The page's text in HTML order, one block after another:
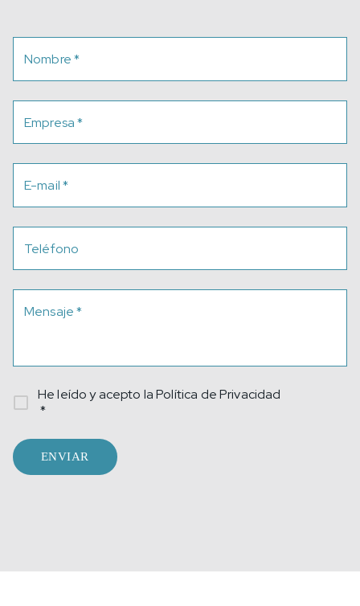
Nombre*
Empresa *
E-mail*
Teléfono
Mensaje *
He leído y acepto laPolítica de Privacidad
*
ENVIAR